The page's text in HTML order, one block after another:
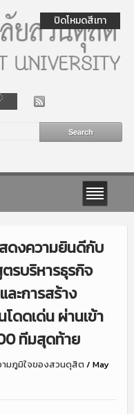
ดงความยินดีกับ
รบริหารธุรกิจ
ะการสร้าง
ดดเด่น ผ่านเข้า
ทีมสุดท้าย
ามภูมิใจของสวนดุสิต / May
ปิดโหมดสีเทา